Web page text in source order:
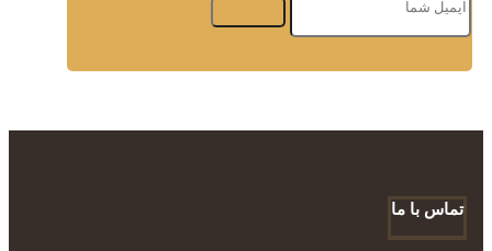
تماس با ما